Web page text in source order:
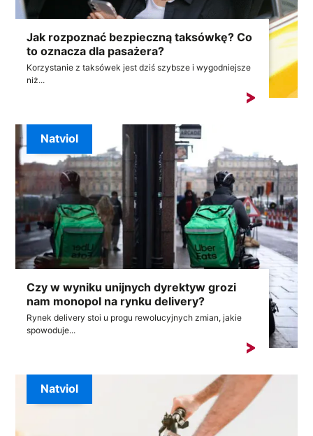
Jak rozpoznać bezpieczną taksówkę? Co
to oznacza dla pasażera?
Korzystanie z taksówek jest dziś szybsze i wygodniejsze
niż...
Czy w wyniku unijnych dyrektyw grozi
nam monopol na rynku delivery?
Rynek delivery stoi u progu rewolucyjnych zmian, jakie
spowoduje...
Natviol
Natviol